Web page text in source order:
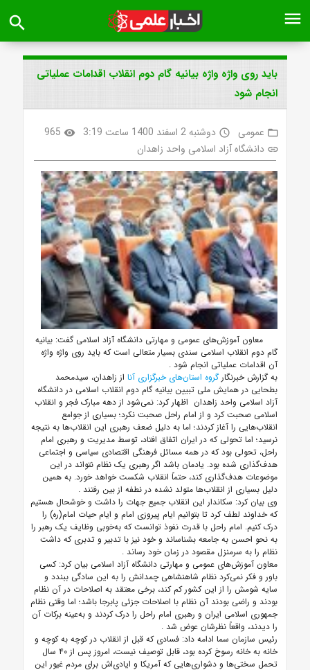
menu
search
باید روی واژه واژه بیانیه گام دوم انقلاب اقدامات عملیاتی
انجام شود
folder_open عمومی access_time دوشنبه 2 اسفند 1400 ساعت 3:19 visibility
965
link دانشگاه آزاد اسلامی واحد زاهدان
معاون آموزش‌های عمومی و مهارتی دانشگاه آزاد اسلامی گفت: بیانیه
گام دوم انقلاب اسلامی سندی بسیار متعالی است که باید روی واژه واژه
آن اقدامات عملیاتی انجام شود .
به گزارش خبرنگار گروه استان‌های خبرگزاری آنا از زاهدان، سیدمحمد
بطحایی در همایش ملی تبیین بیانیه گام دوم انقلاب اسلامی در دانشگاه
آزاد اسلامی واحد زاهدان اظهار کرد: نمی‌شود از دهه مبارک فجر و انقلاب
اسلامی صحبت کرد و از امام راحل صحبت نکرد؛ بسیاری از جوامع
انقلاب‌هایی را آغاز کردند؛ اما به دلیل ضعف رهبری این انقلاب‌ها به نتیجه
نرسید؛ اما تحولی که در ایران اتفاق افتاد، توسط مدیریت و رهبری امام
راحل، تحولی بود که در همه مسائل فرهنگی اقتصادی سیاسی و اجتماعی
هدف‌گذاری شده بود. یادمان باشد اگر رهبری یک نظام نتواند در این
موضوعات هدف‌گذاری کند، حتماً انقلاب شکست خواهد خورد. به همین
دلیل بسیاری از انقلاب‌ها متولد نشده در نطفه از بین رفتند .
وی بیان کرد: سکاندار این انقلاب جمیع جهات را داشت و خوشحال هستیم
که خداوند لطف کرد تا بتوانیم ایام پیروزی امام و ایام حیات امام(ره) را
درک کنیم. امام راحل با قدرت نفوذ توانست که به‌خوبی وظایف یک رهبر را
به نحو احسن به جامعه بشناساند و خود نیز با تدبیر و تدبری که داشت
نظام را به سرمنزل مقصود در زمان خود رساند .
معاون آموزش‌های عمومی و مهارتی دانشگاه آزاد اسلامی بیان کرد: کسی
باور و فکر نمی‌کرد نظام شاهنشاهی چمدانش را به این سادگی ببندد و
سایه شومش را از این کشور کم کند، برخی معتقد به اصلاحات در آن نظام
بودند و راضی بودند آن نظام با اصلاحات جزئی پابرجا باشد؛ اما وقتی نظام
جمهوری اسلامی ایران و رهبری امام راحل را درک کردند و به‌عینه برکات آن
را دیدند، واقعاً نظرشان عوض شد .
رئیس سازمان سما ادامه داد: فسادی که قبل از انقلاب در کوچه به کوچه و
خانه به خانه رسوخ کرده بود، قابل توصیف نیست، امروز پس از ۴۰ سال
تحمل سختی‌ها و دشواری‌هایی که آمریکا و ایادی‌اش برای مردم غیور این